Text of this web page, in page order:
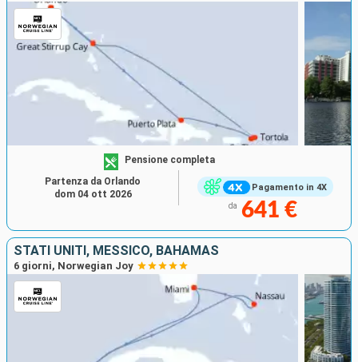
Pagamento in 4X
Pensione completa
da 641 €
Partenza da Orlando
dom 04 ott 2026
STATI UNITI, MESSICO, BAHAMAS
6 giorni, Norwegian Joy